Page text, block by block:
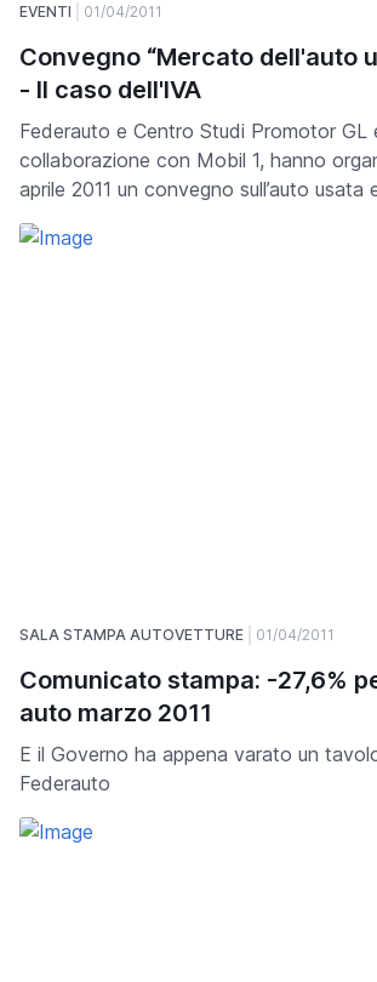
EVENTI 01/04/2011
Convegno “Mercato dell'auto
- ll caso dell'IVA
Federauto e Centro Studi Promotor GL
collaborazione con Mobil 1, hanno
aprile 2011 un convegno sull’auto usata
SALA STAMPA AUTOVETTURE 01/04/2011
Comunicato stampa: -27,6%
auto marzo 2011
E il Governo ha appena varato un
Federauto